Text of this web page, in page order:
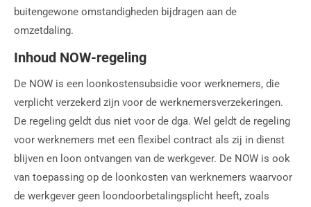
buitengewone omstandigheden bijdragen aan de
omzetdaling.
Inhoud NOW-regeling
De NOW is een loonkostensubsidie voor werknemers, die
verplicht verzekerd zijn voor de werknemersverzekeringen.
De regeling geldt dus niet voor de dga. Wel geldt de regeling
voor werknemers met een flexibel contract als zij in dienst
blijven en loon ontvangen van de werkgever. De NOW is ook
van toepassing op de loonkosten van werknemers waarvoor
de werkgever geen loondoorbetalingsplicht heeft, zoals